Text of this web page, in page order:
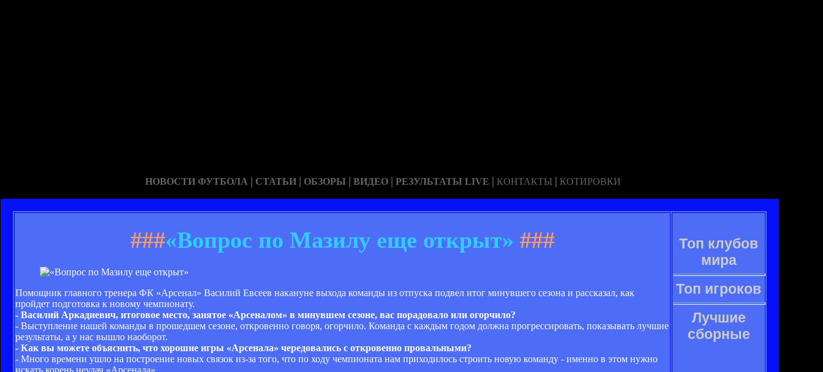
НОВОСТИ ФУТБОЛА | СТАТЬИ | ОБЗОРЫ | ВИДЕО | РЕЗУЛЬТАТЫ LIVE | КОНТАКТЫ | КОТИРОВКИ
###«Вопрос по Мазилу еще открыт» ###
Помощник главного тренера ФК «Арсенал» Василий Евсеев накануне выхода команды из отпуска подвел итог минувшего сезона и рассказал, как
пройдет подготовка к новому чемпионату.
- Василий Аркадиевич, итоговое место, занятое «Арсеналом» в минувшем сезоне, вас порадовало или огорчило?
- Выступление нашей команды в прошедшем сезоне, откровенно говоря, огорчило. Команда с каждым годом должна прогрессировать, показывать лучшие
результаты, а у нас вышло наоборот.
- Как вы можете объяснить, что хорошие игры «Арсенала» чередовались с откровенно провальными?
- Много времени ушло на построение новых связок из-за того, что по ходу чемпионата нам приходилось строить новую команду - именно в этом нужно
искать корень неудач «Арсенала».
Топ клубов
мира
Топ игроков
Лучшие
сборные